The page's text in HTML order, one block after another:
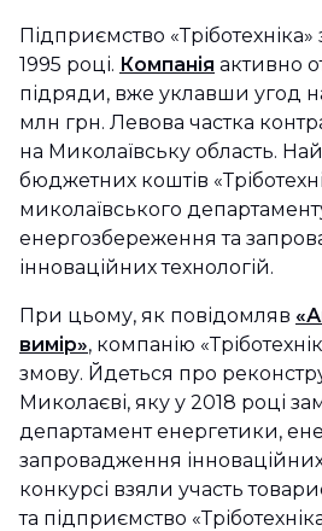
Підприємство
1995 році. Компанія активно
підряди, вже уклавши угод
млн грн. Левова частка
на Миколаївську область.
бюджетних коштів
миколаївського
енергозбереження та
інноваційних технологій.
При цьому, як повідомляв
вимір», компанію
змову. Йдеться про
Миколаєві, яку у 2018 році
департамент енергетики,
запровадження інноваційних
конкурсі взяли участь
та підприємство